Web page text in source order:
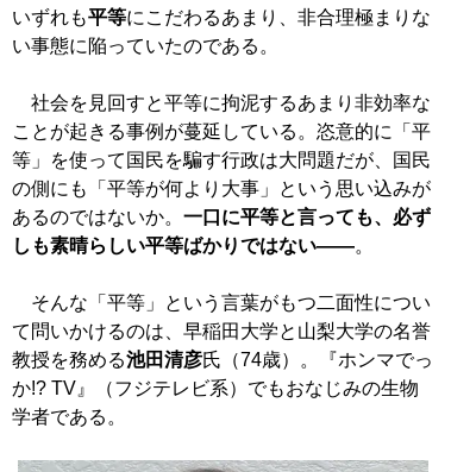
いずれも平等にこだわるあまり、非合理極まりな
い事態に陥っていたのである。
社会を見回すと平等に拘泥するあまり非効率な
ことが起きる事例が蔓延している。恣意的に「平
等」を使って国民を騙す行政は大問題だが、国民
の側にも「平等が何より大事」という思い込みが
あるのではないか。 一口に平等と言っても、必ず
しも素晴らしい平等ばかりではない——。
そんな「平等」という言葉がもつ二面性につい
て問いかけるのは、早稲田大学と山梨大学の名誉
教授を務める池田清彦氏（74歳）。『ホンマでっ
か!? TV』（フジテレビ系）でもおなじみの生物
学者である。